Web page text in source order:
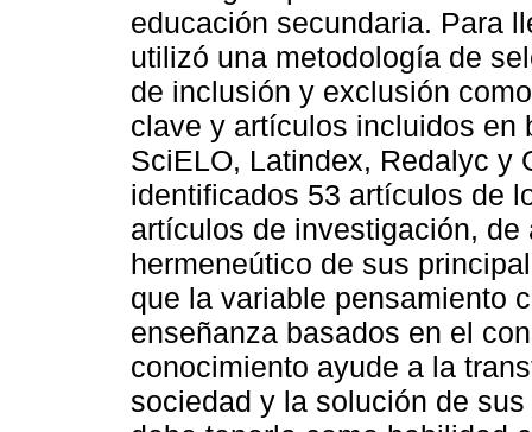
educación secundaria. Para
utilizó una metodología de
de inclusión y exclusión
clave y artículos incluidos en
SciELO, Latindex, Redalyc y
identificados 53 artículos de
artículos de investigación,
hermeneútico de sus
que la variable pensamiento
enseñanza basados en el
conocimiento ayude a la
sociedad y la solución de